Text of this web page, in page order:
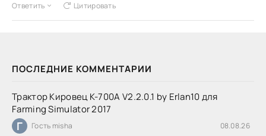
ПОСЛЕДНИЕ КОММЕНТАРИИ
Трактор Кировец К-700А V2.2.0.1 by Erlan10 для
Farming Simulator 2017
Г Гость misha 08.08.26
Ответить Цитировать